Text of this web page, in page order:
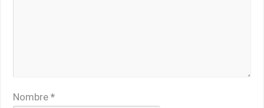
Nombre*